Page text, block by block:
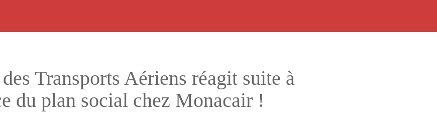
des Transports Aériens réagit suite à
du plan social chez Monacair !